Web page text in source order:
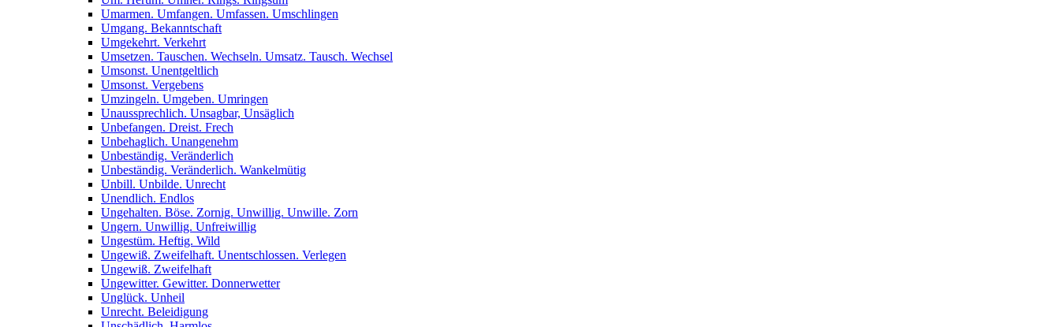
Umarmen. Umfangen. Umfassen. Umschlingen
Umgang. Bekanntschaft
Umgekehrt. Verkehrt
Umsetzen. Tauschen. Wechseln. Umsatz. Tausch. Wechsel
Umsonst. Unentgeltlich
Umsonst. Vergebens
Umzingeln. Umgeben. Umringen
Unaussprechlich. Unsagbar, Unsäglich
Unbefangen. Dreist. Frech
Unbehaglich. Unangenehm
Unbeständig. Veränderlich
Unbeständig. Veränderlich. Wankelmütig
Unbill. Unbilde. Unrecht
Unendlich. Endlos
Ungehalten. Böse. Zornig. Unwillig. Unwille. Zorn
Ungern. Unwillig. Unfreiwillig
Ungestüm. Heftig. Wild
Ungewiß. Zweifelhaft. Unentschlossen. Verlegen
Ungewiß. Zweifelhaft
Ungewitter. Gewitter. Donnerwetter
Unglück. Unheil
Unrecht. Beleidigung